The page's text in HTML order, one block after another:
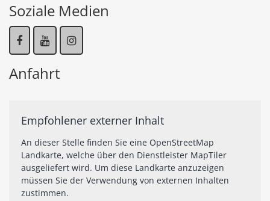
Soziale Medien
Anfahrt
Empfohlener externer Inhalt
An dieser Stelle finden Sie eine OpenStreetMap
Landkarte, welche über den Dienstleister MapTiler
ausgeliefert wird. Um diese Landkarte anzuzeigen
müssen Sie der Verwendung von externen Inhalten
zustimmen.